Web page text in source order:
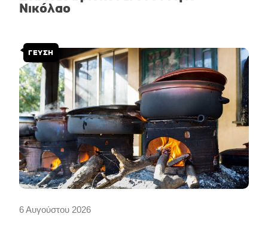
Νικόλαο
6 Αυγούστου 2026
ΓΕΥΣΗ